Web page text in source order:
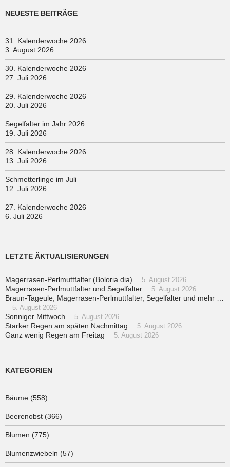
NEUESTE BEITRÄGE
31. Kalenderwoche 2026
3. August 2026
30. Kalenderwoche 2026
27. Juli 2026
29. Kalenderwoche 2026
20. Juli 2026
Segelfalter im Jahr 2026
19. Juli 2026
28. Kalenderwoche 2026
13. Juli 2026
Schmetterlinge im Juli
12. Juli 2026
27. Kalenderwoche 2026
6. Juli 2026
LETZTE ÄKTUALISIERUNGEN
Magerrasen-Perlmuttfalter (Boloria dia) 5. August 2026
Magerrasen-Perlmuttfalter und Segelfalter 5. August 2026
Braun-Tageule, Magerrasen-Perlmuttfalter, Segelfalter und mehr …
5. August 2026
Sonniger Mittwoch 5. August 2026
Starker Regen am späten Nachmittag 5. August 2026
Ganz wenig Regen am Freitag 5. August 2026
KATEGORIEN
Bäume (558)
Beerenobst (366)
Blumen (775)
Blumenzwiebeln (57)